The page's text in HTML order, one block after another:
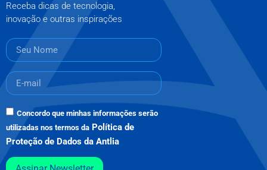
Receba dicas de tecnologia,
inovação e outras inspirações
Concordo que minhas informações serão
utilizadas nos termos da Política de
Proteção de Dados da Antlia